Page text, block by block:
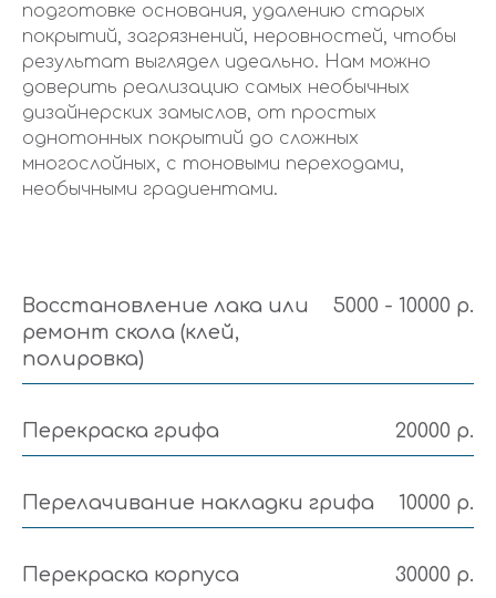
подготовке основания, удалению старых
покрытий, загрязнений, неровностей, чтобы
результат выглядел идеально. Нам можно
доверить реализацию самых необычных
дизайнерских замыслов, от простых
однотонных покрытий до сложных
многослойных, с тоновыми переходами,
необычными градиентами.
Восстановление лака или
ремонт скола (клей,
полировка)
5000 - 10000 р.
Перекраска грифа 20000 р.
Перелачивание накладки грифа 10000 р.
Перекраска корпуса 30000 р.